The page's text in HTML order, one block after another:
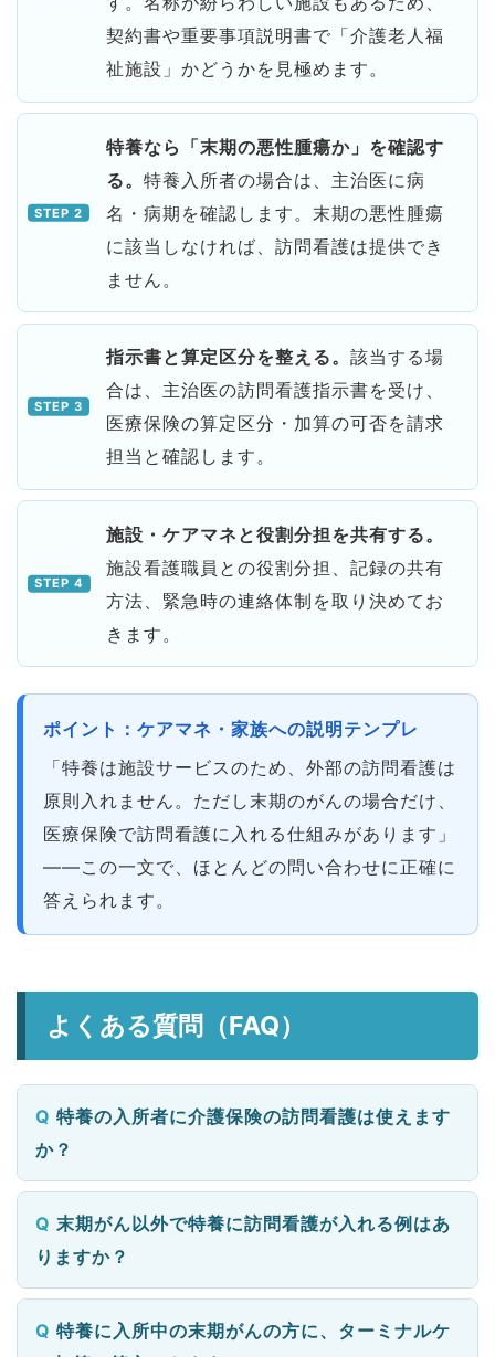
契約書や重要事項説明書で「介護老人福
祉施設」かどうかを見極めます。
特養なら「末期の悪性腫瘍か」を確認す
る。 特養入所者の場合は、主治医に病
名・病期を確認します。末期の悪性腫瘍
に該当しなければ、訪問看護は提供でき
ません。
指示書と算定区分を整える。 該当する場
合は、主治医の訪問看護指示書を受け、
医療保険の算定区分・加算の可否を請求
担当と確認します。
施設・ケアマネと役割分担を共有する。
施設看護職員との役割分担、記録の共有
方法、緊急時の連絡体制を取り決めてお
きます。
ポイント：ケアマネ・家族への説明テンプレ
「特養は施設サービスのため、外部の訪問看護は
原則入れません。ただし末期のがんの場合だけ、
医療保険で訪問看護に入れる仕組みがあります」
——この一文で、ほとんどの問い合わせに正確に
答えられます。
よくある質問（FAQ）
特養の入所者に介護保険の訪問看護は使えます
か？
末期がん以外で特養に訪問看護が入れる例はあ
りますか？
特養に入所中の末期がんの方に、ターミナルケ